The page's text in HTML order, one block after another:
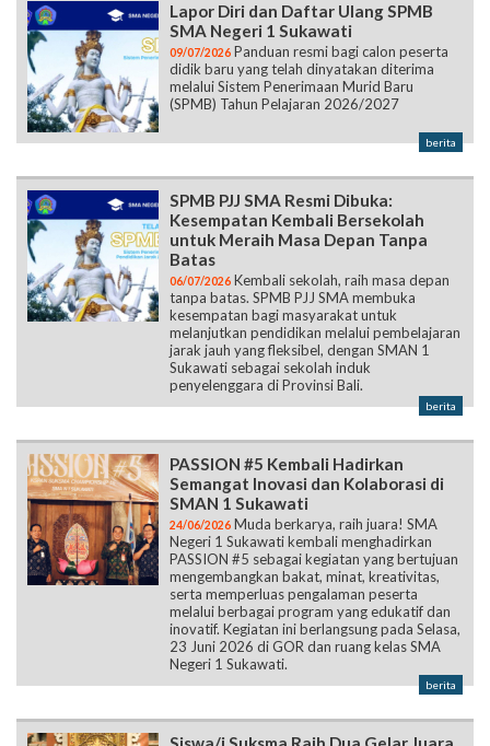
Lapor Diri dan Daftar Ulang SPMB
SMA Negeri 1 Sukawati
09/07/2026 Panduan resmi bagi calon peserta
didik baru yang telah dinyatakan diterima
melalui Sistem Penerimaan Murid Baru
(SPMB) Tahun Pelajaran 2026/2027
berita
SPMB PJJ SMA Resmi Dibuka:
Kesempatan Kembali Bersekolah
untuk Meraih Masa Depan Tanpa
Batas
06/07/2026 Kembali sekolah, raih masa depan
tanpa batas. SPMB PJJ SMA membuka
kesempatan bagi masyarakat untuk
melanjutkan pendidikan melalui pembelajaran
jarak jauh yang fleksibel, dengan SMAN 1
Sukawati sebagai sekolah induk
penyelenggara di Provinsi Bali.
berita
PASSION #5 Kembali Hadirkan
Semangat Inovasi dan Kolaborasi di
SMAN 1 Sukawati
24/06/2026 Muda berkarya, raih juara! SMA
Negeri 1 Sukawati kembali menghadirkan
PASSION #5 sebagai kegiatan yang bertujuan
mengembangkan bakat, minat, kreativitas,
serta memperluas pengalaman peserta
melalui berbagai program yang edukatif dan
inovatif. Kegiatan ini berlangsung pada Selasa,
23 Juni 2026 di GOR dan ruang kelas SMA
Negeri 1 Sukawati.
berita